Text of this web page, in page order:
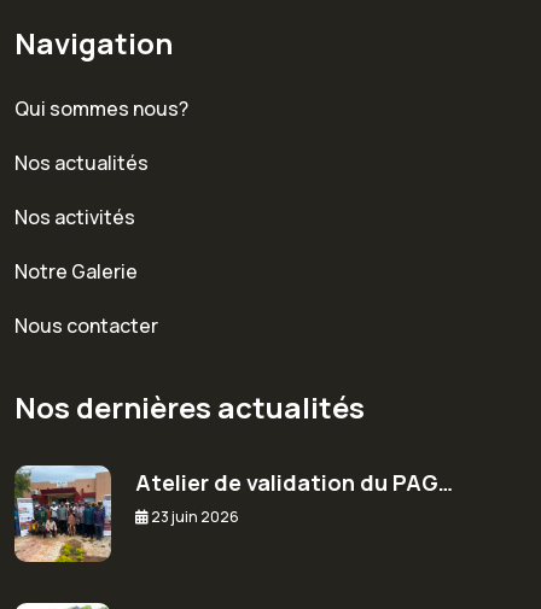
Navigation
Qui sommes nous?
Nos actualités
Nos activités
Notre Galerie
Nous contacter
Nos dernières actualités
Atelier de validation du PAG…
23 juin 2026